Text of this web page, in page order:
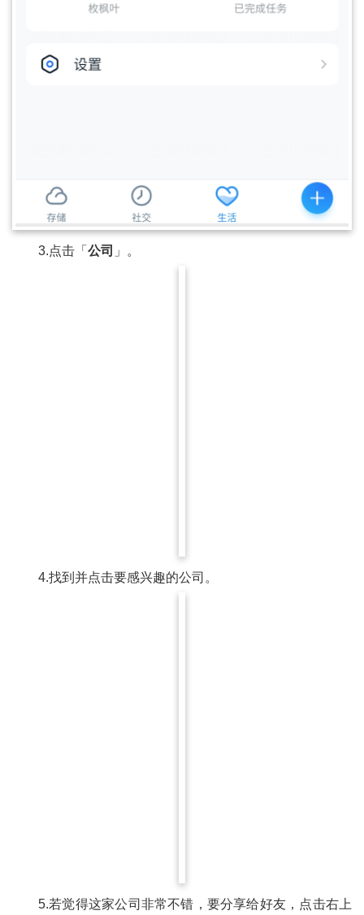
3.点击「 公司 」。
4.找到并点击要感兴趣的公司。
5.若觉得这家公司非常不错，要分享给好友，点击右上